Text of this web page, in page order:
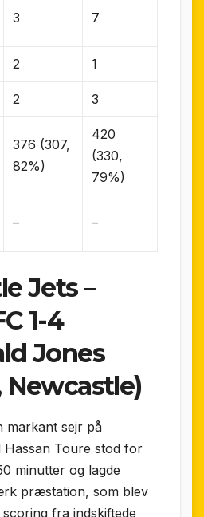
3 7
2 1
2 3
376 (307,
82%)
420
(330,
79%)
– –
Jets –
1-4
Jones
markant sejr på
Toure stod for
minutter og lagde
præstation, som blev
fra indskiftede